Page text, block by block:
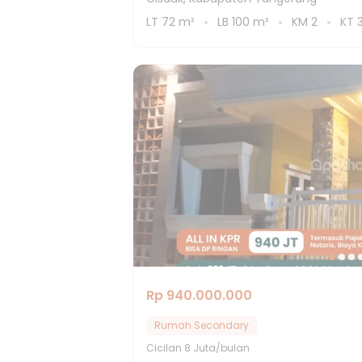
LT 72 m² LB 100 m² KM 2 KT
Rp 940.000.000
Rumah Secondary
Cicilan 8 Juta/bulan